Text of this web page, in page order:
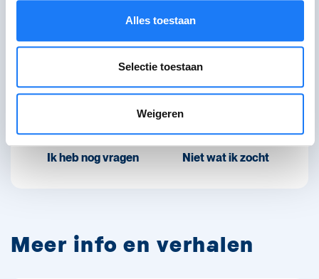
Alles toestaan
Selectie toestaan
Weigeren
Ik heb nog vragen Niet wat ik zocht
Meer info en verhalen